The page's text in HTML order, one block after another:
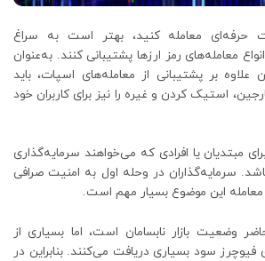
حرفه‌ای معامله کنید، بهتر است به سراغ
معامله‌های رمز ارزها پشتیبانی کنند. به‌عنوان
علاوه بر پشتیبانی از معامله‌های اسپات، باید
استیک کردن و غیره را نیز برای کاربران خود
مبتدیان یا افرادی که می‌خواهند سرمایه‌گذاری
سرمایه‌گذاران در وحله اول به امنیت صرافی
معامله این موضوع بسیار مهم است.
وضعیت بازار نابسامان است، اما بسیاری از
فیوچرز سود بسیاری دریافت می‌کنند. بنابراین در